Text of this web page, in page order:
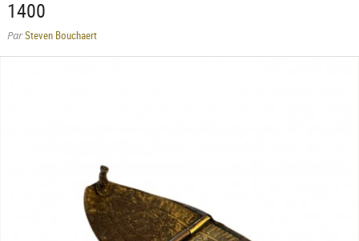
1400
ParSteven Bouchaert